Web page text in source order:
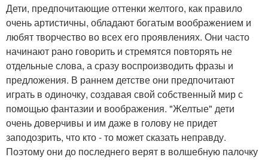
Дети, предпочитающие оттенки желтого, как правило
очень артистичны, обладают богатым воображением и
любят творчество во всех его проявлениях. Они часто
начинают рано говорить и стремятся повторять не
отдельные слова, а сразу воспроизводить фразы и
предложения. В раннем детстве они предпочитают
играть в одиночку, создавая свой собственный мир с
помощью фантазии и воображения. "Желтые" дети
очень доверчивы и им даже в голову не придет
заподозрить, что кто - то может сказать неправду.
Поэтому они до последнего верят в волшебную палочку